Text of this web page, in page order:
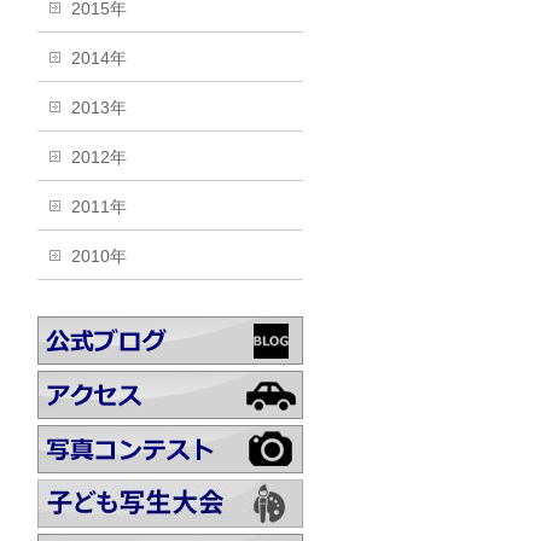
2015年
2014年
2013年
2012年
2011年
2010年